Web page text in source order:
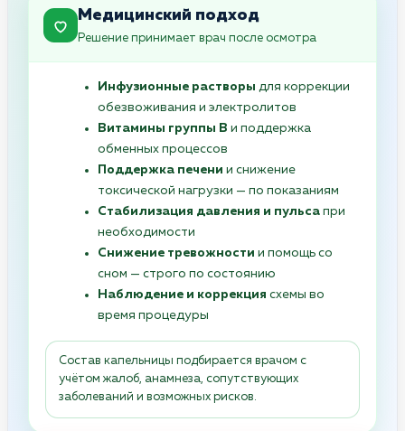
Медицинский подход
Решение принимает врач после осмотра
Инфузионные растворы для коррекции
обезвоживания и электролитов
Витамины группы B и поддержка
обменных процессов
Поддержка печени и снижение
токсической нагрузки — по показаниям
Стабилизация давления и пульса при
необходимости
Снижение тревожности и помощь со
сном — строго по состоянию
Наблюдение и коррекция схемы во
время процедуры
Состав капельницы подбирается врачом с
учётом жалоб, анамнеза, сопутствующих
заболеваний и возможных рисков.